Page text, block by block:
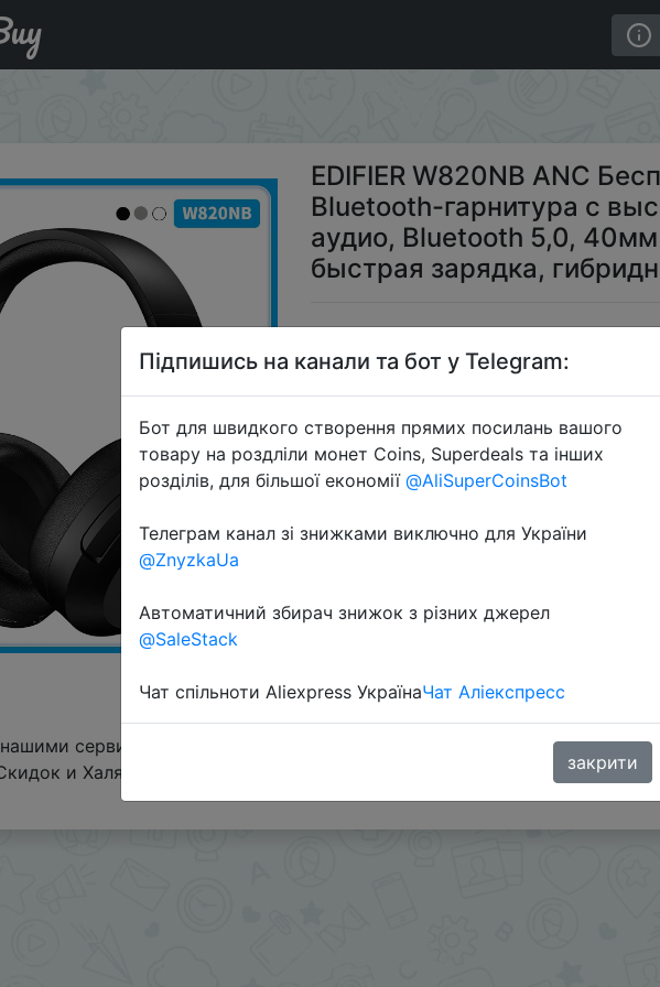
ANC Беспроводные наушники, Bluetooth-гарнитура с высоким
EDIFIER W820NB ANC
Bluetooth-гарнитура с
аудио, Bluetooth 5,0,
быстрая зарядка,
Перейти
сервисами - @Skidkovozik - Отправить другу
и Халявы в telegram
Підпишись на канали та бот у Telegram:
Бот для швидкого створення прямих посилань вашого
товару на роздліли монет Coins, Superdeals та інших
розділів, для більшої економії @AliSuperCoinsBot
Телеграм канал зі знижками виключно для України
@ZnyzkaUa
Автоматичний збирач знижок з різних джерел
@SaleStack
Чат спільноти Aliexpress УкраїнаЧат Аліекспресс
закрити